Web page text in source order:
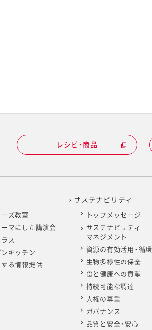
レシピ・商品
ズ教室
マにした講演会
ス
ンキッチン
る情報提供
サステナビリティ
トップメッセージ
サステナビリティ
マネジメント
資源の有効活用・循環
生物多様性の保全
食と健康への貢献
持続可能な調達
人権の尊重
ガバナンス
品質と安全・安心